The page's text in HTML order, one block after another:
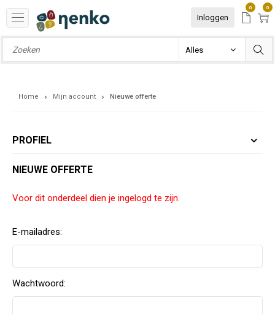
Inloggen
0 0
Home Mijn account Nieuwe offerte
PROFIEL
NIEUWE OFFERTE
Voor dit onderdeel dien je ingelogd te zijn.
E-mailadres:
Wachtwoord: